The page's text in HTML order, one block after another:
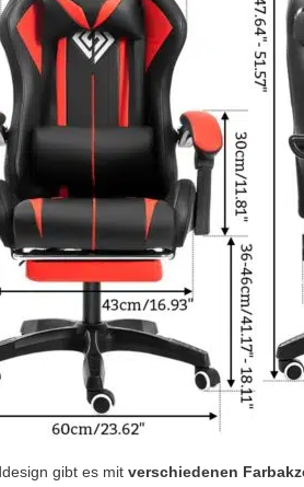
gibt es mit verschiedenen